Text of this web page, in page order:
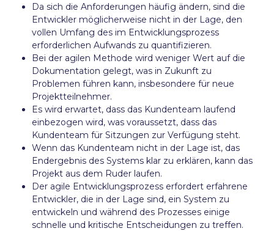
Da sich die Anforderungen häufig ändern, sind die
Entwickler möglicherweise nicht in der Lage, den
vollen Umfang des im Entwicklungsprozess
erforderlichen Aufwands zu quantifizieren.
Bei der agilen Methode wird weniger Wert auf die
Dokumentation gelegt, was in Zukunft zu
Problemen führen kann, insbesondere für neue
Projektteilnehmer.
Es wird erwartet, dass das Kundenteam laufend
einbezogen wird, was voraussetzt, dass das
Kundenteam für Sitzungen zur Verfügung steht.
Wenn das Kundenteam nicht in der Lage ist, das
Endergebnis des Systems klar zu erklären, kann das
Projekt aus dem Ruder laufen.
Der agile Entwicklungsprozess erfordert erfahrene
Entwickler, die in der Lage sind, ein System zu
entwickeln und während des Prozesses einige
schnelle und kritische Entscheidungen zu treffen.